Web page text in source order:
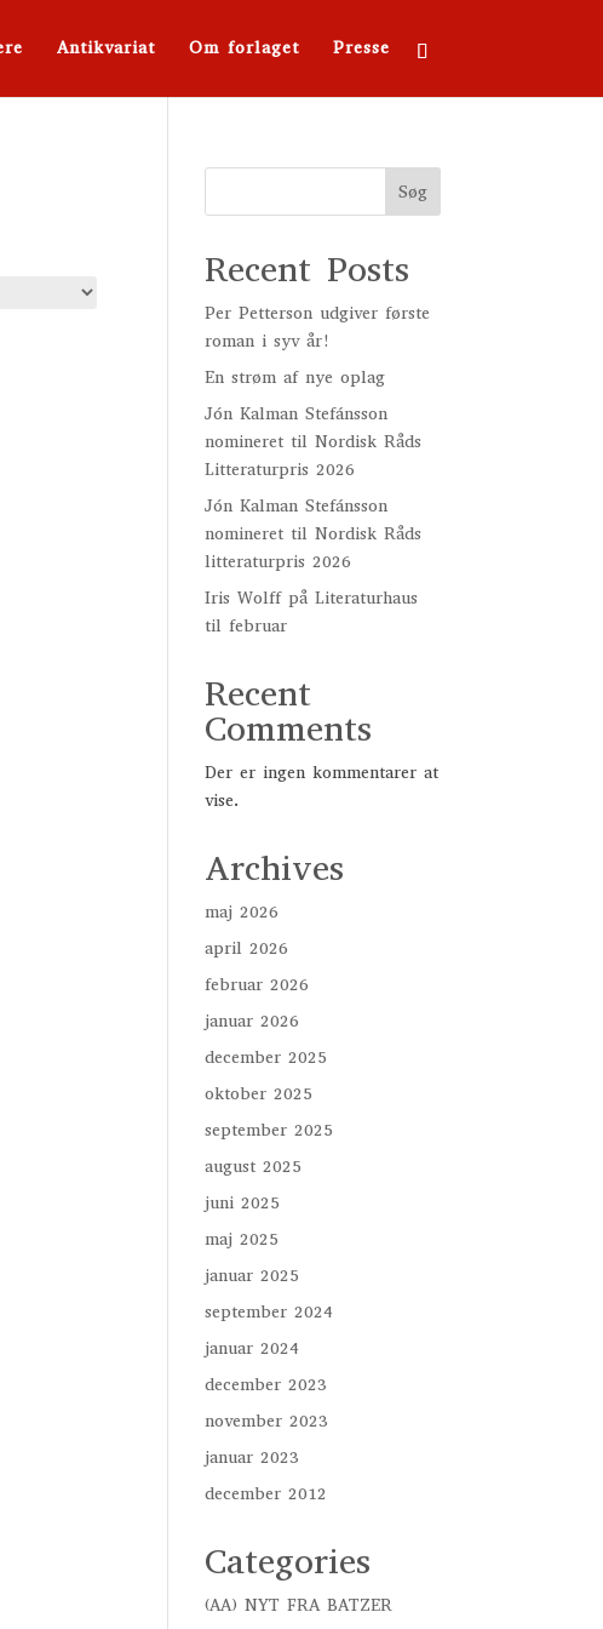
Antikvariat Om forlaget Presse
Søg
Recent Posts
Per Petterson udgiver første
roman i syv år!
En strøm af nye oplag
Jón Kalman Stefánsson
nomineret til Nordisk Råds
Litteraturpris 2026
Jón Kalman Stefánsson
nomineret til Nordisk Råds
litteraturpris 2026
Iris Wolff på Literaturhaus
til februar
Recent
Comments
Der er ingen kommentarer at
vise.
Archives
maj 2026
april 2026
februar 2026
januar 2026
december 2025
oktober 2025
september 2025
august 2025
juni 2025
maj 2025
januar 2025
september 2024
januar 2024
december 2023
november 2023
januar 2023
december 2012
Categories
(AA) NYT FRA BATZER